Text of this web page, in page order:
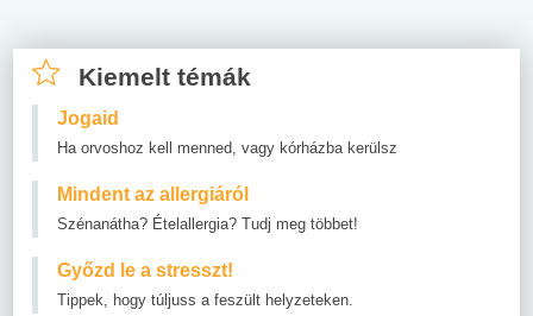
Kiemelt témák
Jogaid
Ha orvoshoz kell menned, vagy kórházba kerülsz
Mindent az allergiáról
Szénanátha? Ételallergia? Tudj meg többet!
Győzd le a stresszt!
Tippek, hogy túljuss a feszült helyzeteken.